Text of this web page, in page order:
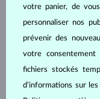
BIJOUX
votre panier, de
personnaliser nos
prévenir des
votre
fichiers stockés
d’informations sur